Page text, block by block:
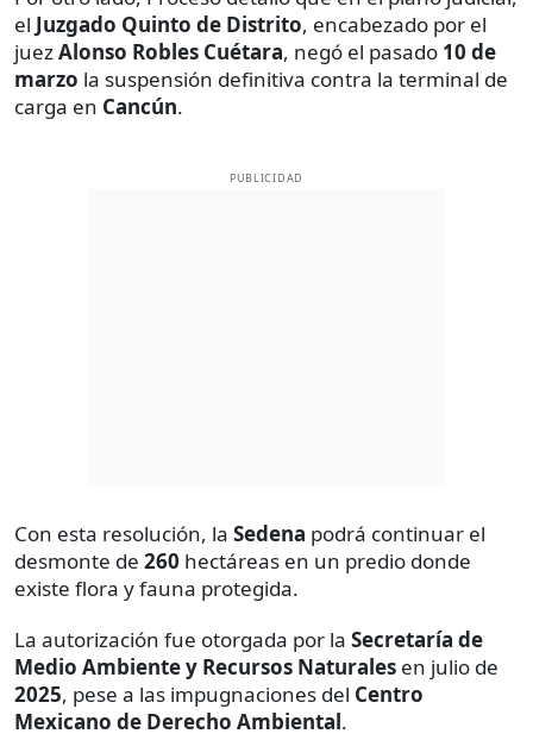
el Juzgado Quinto de Distrito, encabezado por el
juezAlonso Robles Cuétara, negó el pasado 10 de
marzo la suspensión definitiva contra la terminal de
carga en Cancún.
PUBLICIDAD
Con esta resolución, la Sedena podrá continuar el
desmonte de 260 hectáreas en un predio donde
existe flora y fauna protegida.
La autorización fue otorgada por la Secretaría de
Medio Ambiente y Recursos Naturales en julio de
2025, pese a las impugnaciones del Centro
Mexicano de Derecho Ambiental.